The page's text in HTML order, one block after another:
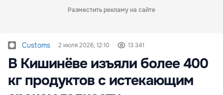
Разместить рекламу на сайте
Customs 2 июля 2026, 12:10 13 341
В Кишинёве изъяли более 400
кг продуктов с истекающим